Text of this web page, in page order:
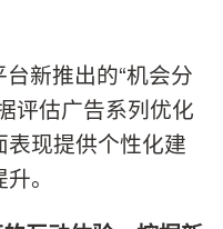
新推出的“机会分
评估广告系列优化
现提供个性化建
。